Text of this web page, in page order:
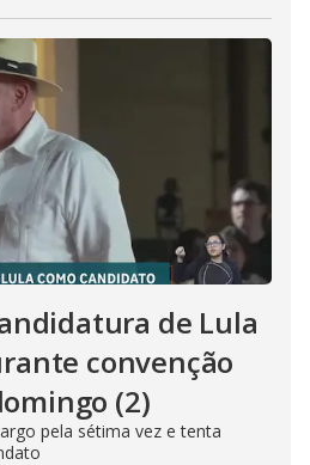
de Lula
convenção
(2)
pela sétima vez e tenta